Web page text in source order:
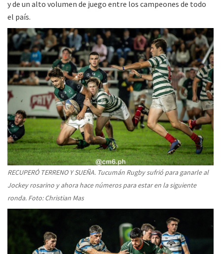
y de un alto volumen de juego entre los campeones de todo
el país.
RECUPERÓ TERRENO Y SUEÑA. Tucumán Rugby sufrió para ganarle al
Jockey rosarino y ahora hace números para estar en la siguiente
ronda. Foto: Christian Mas